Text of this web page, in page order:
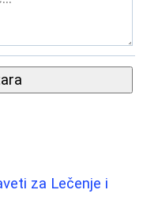
za Lečenje i